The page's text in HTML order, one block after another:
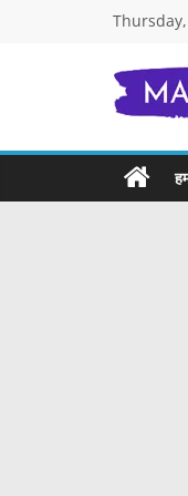
जाने
एक-